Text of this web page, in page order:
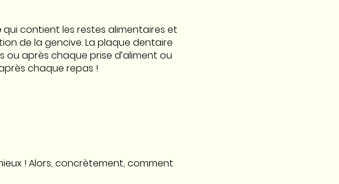
qui contient les restes alimentaires et
de la gencive. La plaque dentaire
après chaque prise d’aliment ou
chaque repas !
! Alors, concrètement, comment